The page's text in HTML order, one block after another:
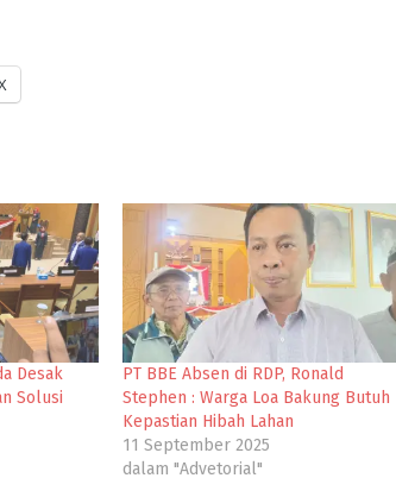
Desak
Solusi
PT BBE Absen di RDP, Ronald
Stephen : Warga Loa Bakung Butuh
Kepastian Hibah Lahan
11 September 2025
dalam "Advetorial"